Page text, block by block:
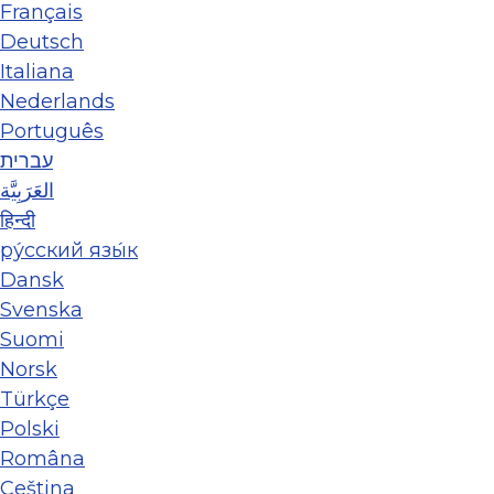
Français
Deutsch
Italiana
Nederlands
Português
עברית
العَرَبِيَّة
हिन्दी
ру́сский язы́к
Dansk
Svenska
Suomi
Norsk
Türkçe
Polski
Româna
Ceština